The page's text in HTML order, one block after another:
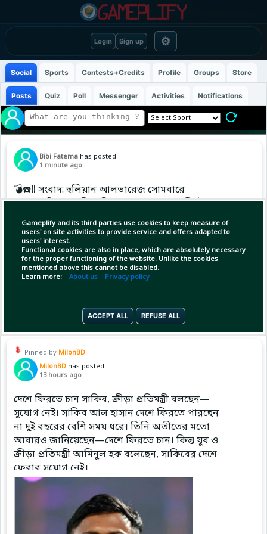
Login Sign up ⚙
Gameplify and its third parties use cookies to keep measure of
users' on site activities to provide service and offers adapted to
users' interest.
Functional cookies are also in place, which are absolutely necessary
for the proper functioning of the website. Unlike the cookies
mentioned above this cannot be disabled.
Learn more: About us Privacy policy
ACCEPT ALL REFUSE ALL
Social Sports Contests+Credits Profile Groups Store
Posts Quiz Poll Messenger Activities Notifications
Bibi Fatema has posted
1 minute ago
💣☎️‼️ সংবাদ: হুলিয়ান আলভারেজ সোমবারে
অ্যাথলেটিকো মাদ্রিদে ফিরবেন এবং ক্লাবের শীর্ষ
কর্মকর্তাদের জানিয়ে দেবেন যে তিনি ক্লাব ছাড়তে চান।
তিনি সিদ্ধান্ত নিয়েছেন যে তিনি আর অ্যাথলেটিকোর
জার্সিতে মাঠে নামবেন না এবং নতুন কোনো ক্লাব
খুঁজবেন। ট্রেনিং গ্রাউ
Pinned by MilonBD
MilonBD has posted
13 hours ago
দেশে ফিরতে চান সাকিব, ক্রীড়া প্রতিমন্ত্রী বলছেন—
সুযোগ নেই। সাকিব আল হাসান দেশে ফিরতে পারছেন
না দুই বছরের বেশি সময় ধরে। তিনি অতীতের মতো
আবারও জানিয়েছেন—দেশে ফিরতে চান। কিন্তু যুব ও
ক্রীড়া প্রতিমন্ত্রী আমিনুল হক বলেছেন, সাকিবের দেশে
ফেরার সুযোগ নেই।